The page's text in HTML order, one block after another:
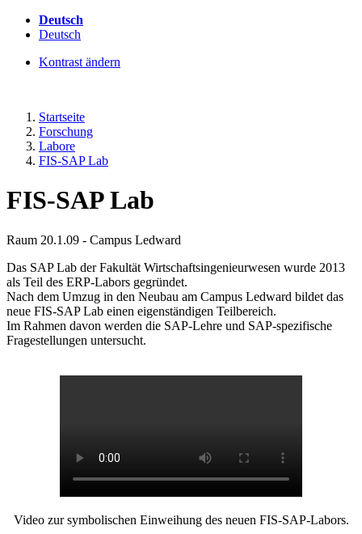
Deutsch
Deutsch
Kontrast ändern
Startseite
Forschung
Labore
FIS-SAP Lab
FIS-SAP Lab
Raum 20.1.09 - Campus Ledward
Das SAP Lab der Fakultät Wirtschaftsingenieurwesen wurde 2013
als Teil des ERP-Labors gegründet.
Nach dem Umzug in den Neubau am Campus Ledward bildet das
neue FIS-SAP Lab einen eigenständigen Teilbereich.
Im Rahmen davon werden die SAP-Lehre und SAP-spezifische
Fragestellungen untersucht.
Video zur symbolischen Einweihung des neuen FIS-SAP-Labors.